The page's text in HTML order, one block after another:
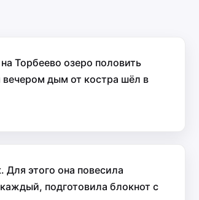
Торбеево озеро половить
вечером дым от костра шёл в
этого она повесила
подготовила блокнот с